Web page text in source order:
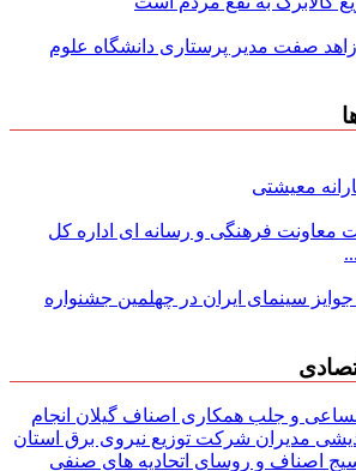
صفت مدیر پرستاری دانشگاه علوم
معیشتی
معاونت فرهنگی و رسانه ای اداره کل
سینمای ایران در چهلمین جشنواره
و جلب همکاری اصناف گیلان انجام
مدیران شركت توزیع نیروی برق استان
اصناف و روسای اتحادیه های صنفی